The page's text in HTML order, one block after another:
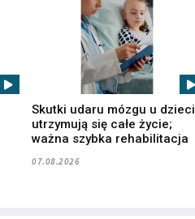
Skutki udaru mózgu u dzieci
utrzymują się całe życie;
ważna szybka rehabilitacja
07.08.2026